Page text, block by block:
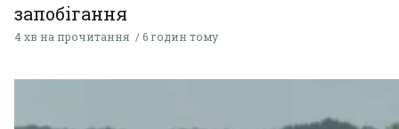
запобігання
4 хв на прочитання 6 годин тому